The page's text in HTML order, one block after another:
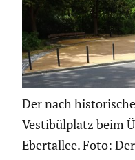
Der nach
Vestibülplatz beim
Ebertallee. Foto: